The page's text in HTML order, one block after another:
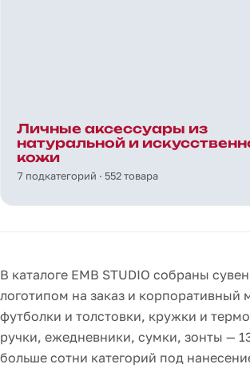
Личные аксессуары из
натуральной и
кожи
7 подкатегорий · 552 товара
В каталоге EMB STUDIO собраны
логотипом на заказ и корпоративный
футболки и толстовки, кружки и
ручки, ежедневники, сумки, зонты —
больше сотни категорий под